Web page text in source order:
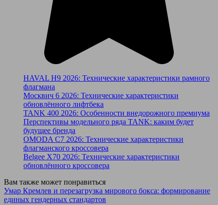
HAVAL H9 2026: Технические характеристики рамного
флагмана
Москвич 6 2026: Технические характеристики
обновлённого лифтбека
TANK 400 2026: Особенности внедорожного премиума
Перспективы модельного ряда TANK: каким будет
будущее бренда
OMODA C7 2026: Технические характеристики
флагманского кроссовера
Belgee X70 2026: Технические характеристики
обновлённого кроссовера
Вам также может понравиться
Умар Кремлев и перезагрузка мирового бокса: формирование
единых гендерных стандартов